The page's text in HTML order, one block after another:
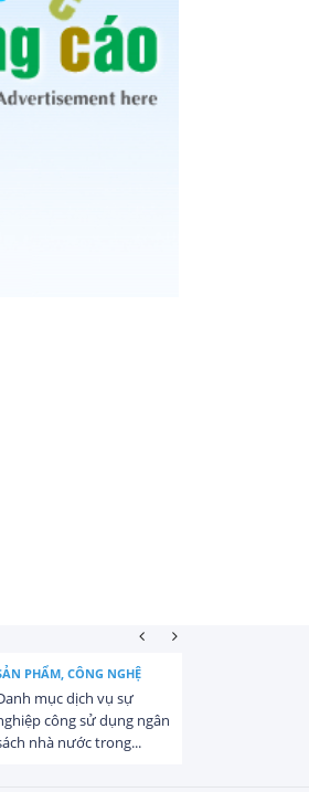
NĂNG LƯỢNG GIÓ
Quy định mới về điều kiện
khảo sát, đầu tư dự án
điện gió ngoài...